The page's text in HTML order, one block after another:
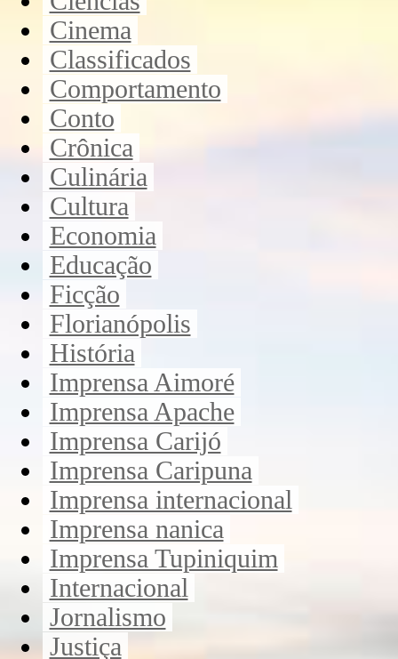
Cinema
Classificados
Comportamento
Conto
Crônica
Culinária
Cultura
Economia
Educação
Ficção
Florianópolis
História
Imprensa Aimoré
Imprensa Apache
Imprensa Carijó
Imprensa Caripuna
Imprensa internacional
Imprensa nanica
Imprensa Tupiniquim
Internacional
Jornalismo
Justiça